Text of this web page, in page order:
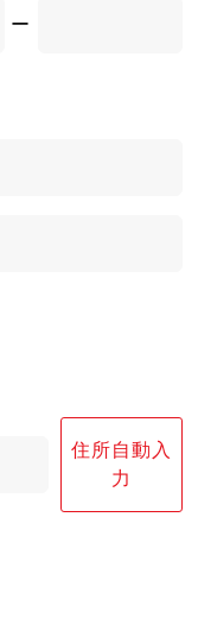
ー
住所自動入
力